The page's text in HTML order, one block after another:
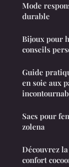
Mode
durable
Bijoux pour
conseils
Guide
en soie aux
Sacs pour
zolena
Découvrez
confort